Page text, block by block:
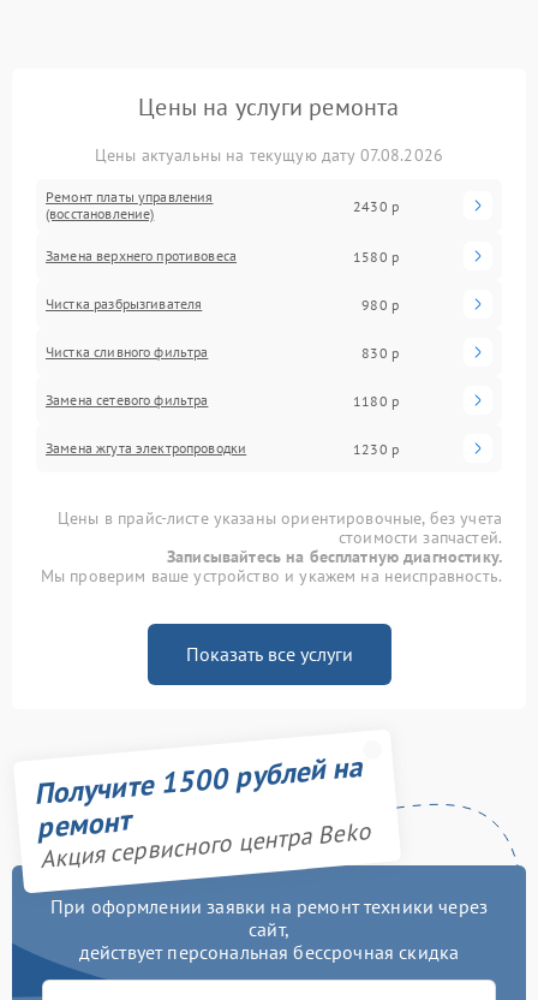
Цены на услуги ремонта
Цены актуальны на текущую дату 07.08.2026
Ремонт платы управления
(восстановление)
2430 р
Замена верхнего противовеса 1580 р
Чистка разбрызгивателя 980 р
Чистка сливного фильтра 830 р
Замена сетевого фильтра 1180 р
Замена жгута электропроводки 1230 р
Цены в прайс-листе указаны ориентировочные, без учета
стоимости запчастей.
Записывайтесь на бесплатную диагностику.
Мы проверим ваше устройство и укажем на неисправность.
Показать все услуги
Получите 1500 рублей на
ремонт
Акция сервисного центра Beko
При оформлении заявки на ремонт техники через
сайт,
действует персональная бессрочная скидка